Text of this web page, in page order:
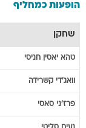
הופעות כמחליף
שחקן
טהא יאסין חניסי
וואג'די קשרידה
פרז'ני סאסי